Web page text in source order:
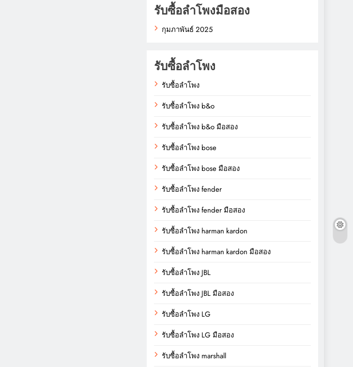
รับซื้อลำโพงมือสอง
กุมภาพันธ์ 2025
รับซื้อลำโพง
รับซื้อลำโพง
รับซื้อลำโพง b&o
รับซื้อลำโพง b&o มือสอง
รับซื้อลำโพง bose
รับซื้อลำโพง bose มือสอง
รับซื้อลำโพง fender
รับซื้อลำโพง fender มือสอง
รับซื้อลำโพง harman kardon
รับซื้อลำโพง harman kardon มือสอง
รับซื้อลำโพง JBL
รับซื้อลำโพง JBL มือสอง
รับซื้อลำโพง LG
รับซื้อลำโพง LG มือสอง
รับซื้อลำโพง marshall